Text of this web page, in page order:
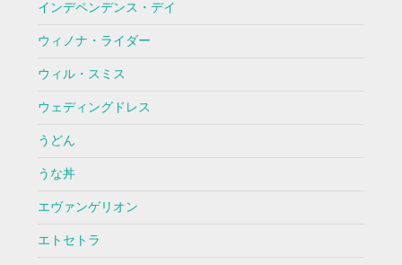
インデペンデンス・デイ
ウィノナ・ライダー
ウィル・スミス
ウェディングドレス
うどん
うな丼
エヴァンゲリオン
エトセトラ